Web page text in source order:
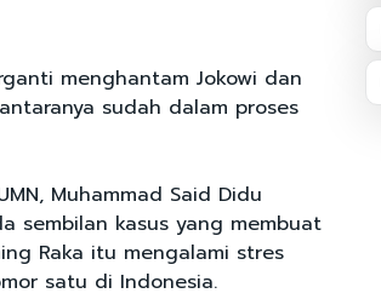
menghantam Jokowi dan
sudah dalam proses
Muhammad Said Didu
sembilan kasus yang membuat
Raka itu mengalami stres
satu di Indonesia.